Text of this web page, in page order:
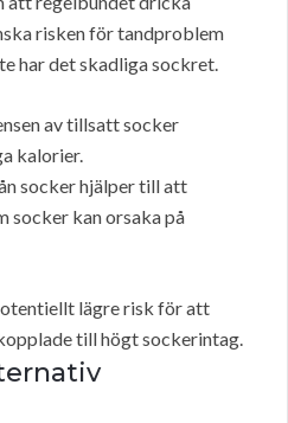
risken för tandproblem
har det skadliga sockret.
av tillsatt socker
kalorier.
socker hjälper till att
socker kan orsaka på
lägre risk för att
till högt sockerintag.